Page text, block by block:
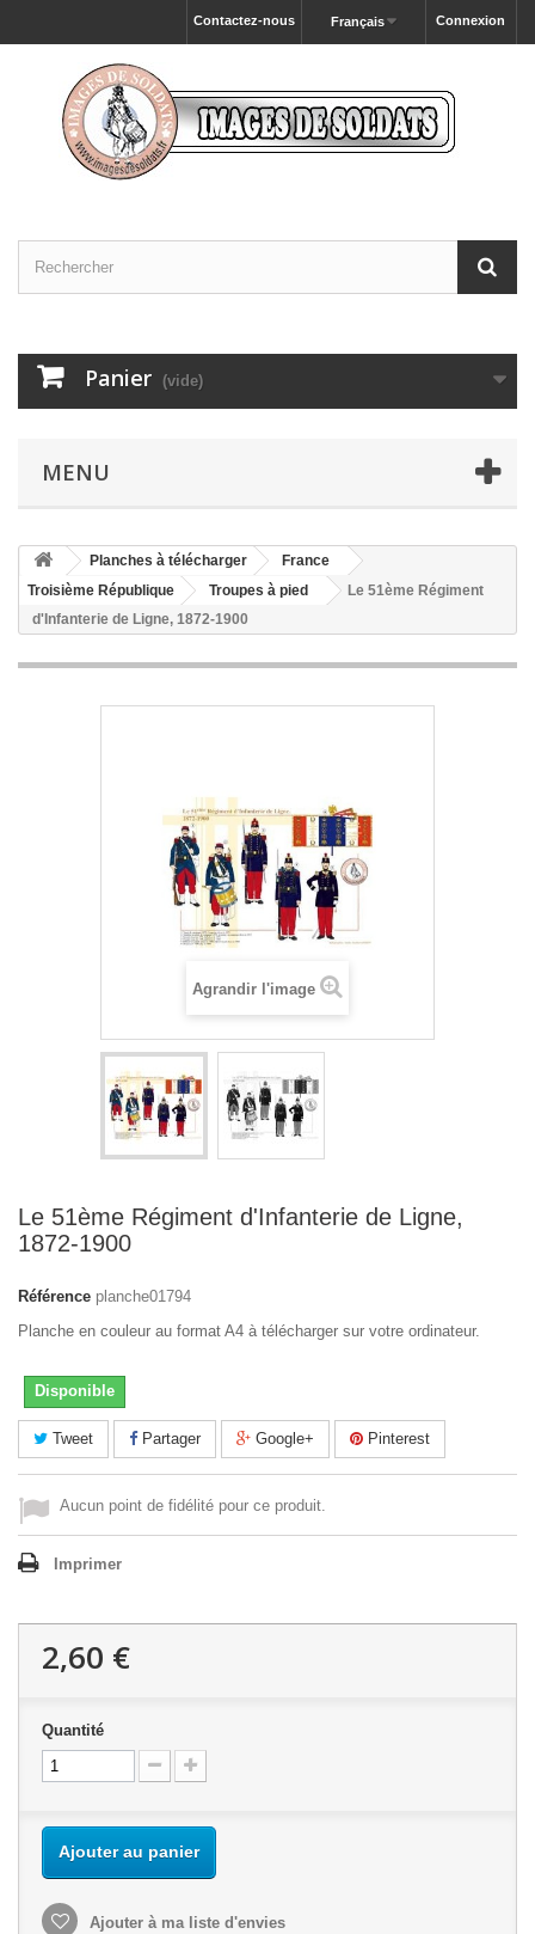
Connexion
Français
Contactez-nous
Panier (vide)
MENU
Planches à télécharger
France
Troisième République
Troupes à pied
Le 51ème Régiment
d'Infanterie de Ligne, 1872-1900
Agrandir l'image
Le 51ème Régiment d'Infanterie de Ligne,
1872-1900
Référence planche01794
Planche en couleur au format A4 à télécharger sur votre ordinateur.
Disponible
Tweet Partager Google+ Pinterest
Aucun point de fidélité pour ce produit.
Imprimer
2,60 €
Quantité
Ajouter au panier
Ajouter à ma liste d'envies